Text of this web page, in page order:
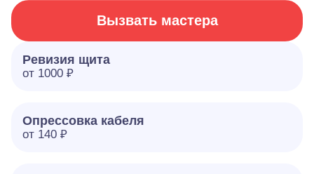
Вызвать мастера
Ревизия щита
от 1000 ₽
Опрессовка кабеля
от 140 ₽